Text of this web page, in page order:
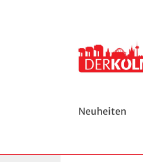
Neuheiten